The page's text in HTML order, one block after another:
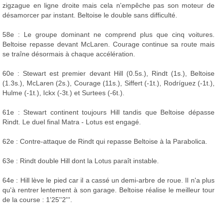
zigzague en ligne droite mais cela n'empêche pas son moteur de
désamorcer par instant. Beltoise le double sans difficulté.
58e : Le groupe dominant ne comprend plus que cinq voitures.
Beltoise repasse devant McLaren. Courage continue sa route mais
se traîne désormais à chaque accélération.
60e : Stewart est premier devant Hill (0.5s.), Rindt (1s.), Beltoise
(1.3s.), McLaren (2s.), Courage (11s.), Siffert (-1t.), Rodríguez (-1t.),
Hulme (-1t.), Ickx (-3t.) et Surtees (-6t.).
61e : Stewart continent toujours Hill tandis que Beltoise dépasse
Rindt. Le duel final Matra - Lotus est engagé.
62e : Contre-attaque de Rindt qui repasse Beltoise à la Parabolica.
63e : Rindt double Hill dont la Lotus paraît instable.
64e : Hill lève le pied car il a cassé un demi-arbre de roue. Il n'a plus
qu'à rentrer lentement à son garage. Beltoise réalise le meilleur tour
de la course : 1'25''2'''.